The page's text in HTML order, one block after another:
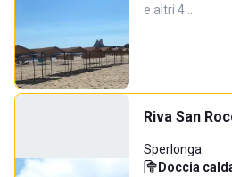
e altri 4…
Riva San
Sperlonga
Doccia